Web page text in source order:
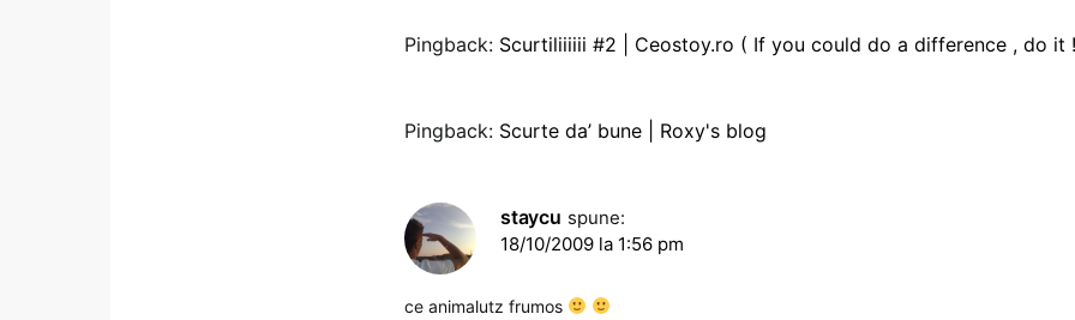
Pingback: Scurtiliiiiii #2 | Ceostoy.ro ( If you could do a difference , do it
Pingback: Scurte da’ bune | Roxy's blog
staycu spune:
18/10/2009 la 1:56 pm
ce animalutz frumos